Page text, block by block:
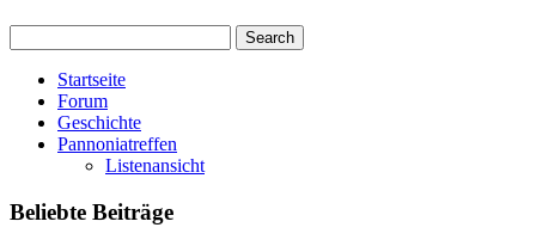
Startseite
Forum
Geschichte
Pannoniatreffen
Listenansicht
Beliebte Beiträge